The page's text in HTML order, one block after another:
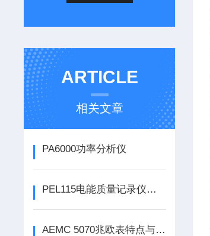
ARTICLE
相关文章
PA6000功率分析仪
PEL115电能质量记录仪在电力设备故障诊断中的应用
AEMC 5070兆欧表特点与应用